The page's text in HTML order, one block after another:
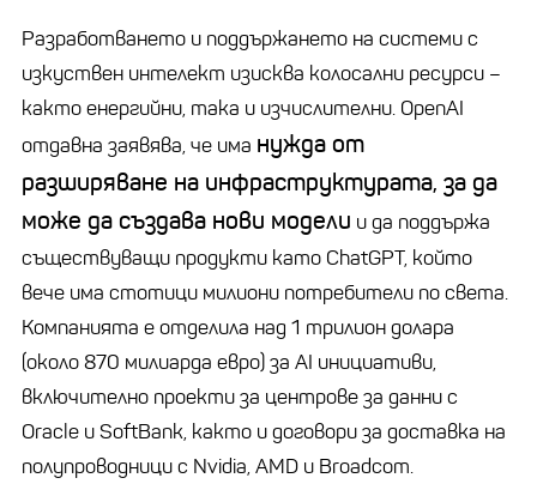
Разработването и поддържането на системи с
изкуствен интелект изисква колосални ресурси –
както енергийни, така и изчислителни. OpenAI
отдавна заявява, че има нужда от
разширяване на инфраструктурата, за да
може да създава нови модели и да поддържа
съществуващи продукти като ChatGPT, който
вече има стотици милиони потребители по света.
Компанията е отделила над 1 трилион долара
(около 870 милиарда евро) за AI инициативи,
включително проекти за центрове за данни с
Oracle иSoftBank, както и договори за доставка на
полупроводници с Nvidia, AMD и Broadcom.